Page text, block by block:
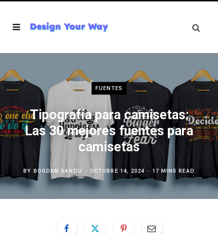
FUENTES
Tipografía para camisetas:
Las 30 mejores fuentes para
camisetas
BY BOGDAN SANDU OCTUBRE 14, 2024 17 MINS READ